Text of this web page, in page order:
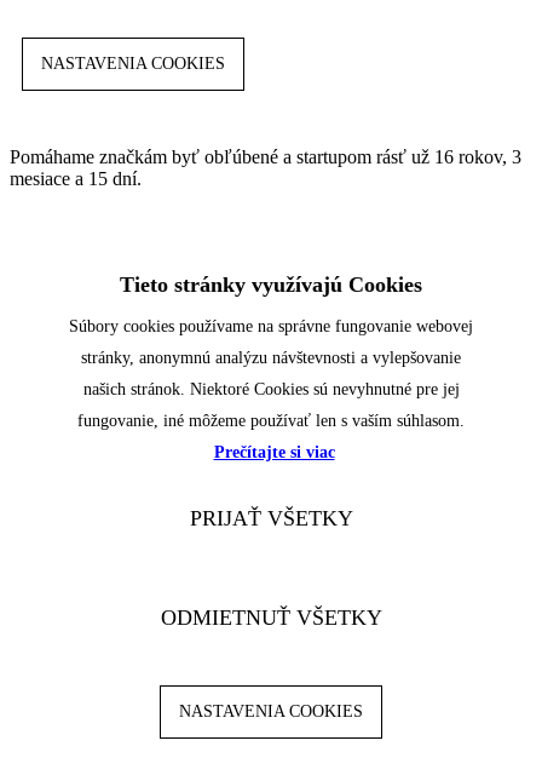
NASTAVENIA COOKIES
Pomáhame značkám byť obľúbené a startupom rásť už 16 rokov, 3
mesiace a 15 dní.
Tieto stránky využívajú Cookies
Súbory cookies používame na správne fungovanie webovej
stránky, anonymnú analýzu návštevnosti a vylepšovanie
našich stránok. Niektoré Cookies sú nevyhnutné pre jej
fungovanie, iné môžeme používať len s vaším súhlasom.
Prečítajte si viac
PRIJAŤ VŠETKY
ODMIETNUŤ VŠETKY
NASTAVENIA COOKIES